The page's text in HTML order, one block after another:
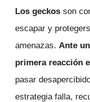
Los geckos son
escapar y
amenazas. Ante
primera reacción
pasar
estrategia falla,